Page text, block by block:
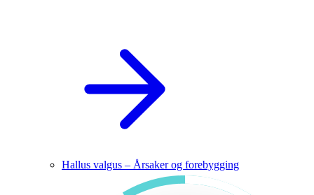
Hallus valgus – Årsaker og forebygging